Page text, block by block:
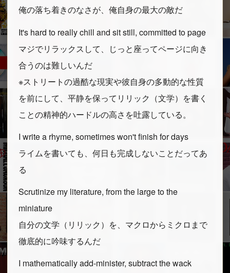
俺の落ち着きのなさが、俺自身の最大の敵だ
It's hard to really chill and sit still, committed to page
マジでリラックスして、じっと座ってページに向き
合うのは難しいんだ
※ストリートの過酷な現実や彼自身の多動的な性質
を前にして、平静を保ってリリック（文学）を書く
ことの精神的ハードルの高さを吐露している。
I write a rhyme, sometimes won't finish for days
ライムを書いても、何日も完成しないことだってあ
る
Scrutinize my literature, from the large to the
miniature
自分の文学（リリック）を、マクロからミクロまで
徹底的に吟味するんだ
I mathematically add-minister, subtract the wack